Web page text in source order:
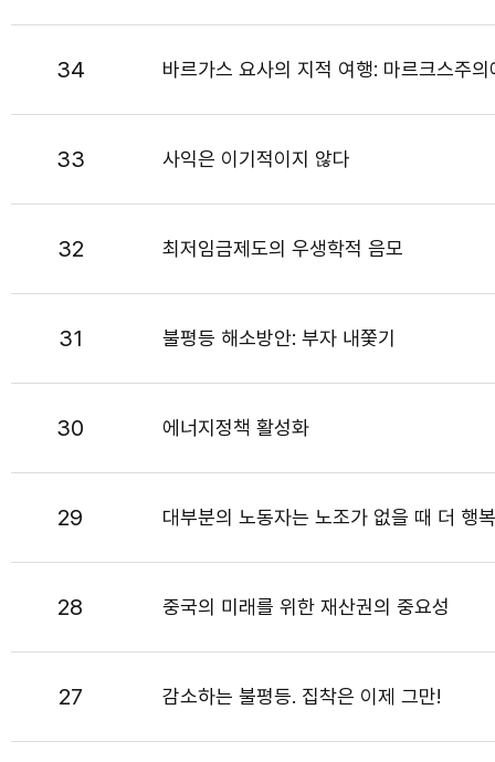
34 바르가스 요사의 지적 여행: 마르크스주
33 사익은 이기적이지 않다
32 최저임금제도의 우생학적 음모
31 불평등 해소방안: 부자 내쫓기
30 에너지정책 활성화
29 대부분의 노동자는 노조가 없을 때 더 행
28 중국의 미래를 위한 재산권의 중요성
27 감소하는 불평등. 집착은 이제 그만!